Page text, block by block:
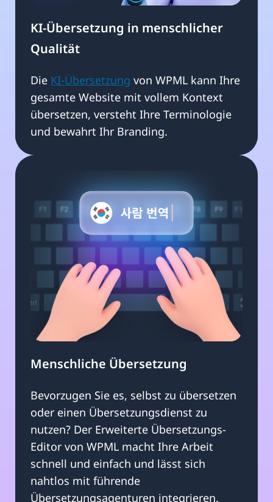
KI-Übersetzung in menschlicher
Qualität
Die KI-Übersetzung von WPML kann Ihre
gesamte Website mit vollem Kontext
übersetzen, versteht Ihre Terminologie
und bewahrt Ihr Branding.
Menschliche Übersetzung
Bevorzugen Sie es, selbst zu übersetzen
oder einen Übersetzungsdienst zu
nutzen? Der Erweiterte Übersetzungs-
Editor von WPML macht Ihre Arbeit
schnell und einfach und lässt sich
nahtlos mit führende
Übersetzungsagenturen integrieren.